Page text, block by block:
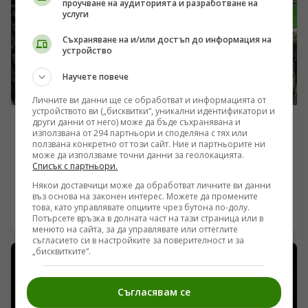
високи финансови бариери за малкия бизнес и
нерешени въпроси относно правната отговорност
при инциденти.
ИНТЕРЕСНО
Защо пещерният комплекс Кайлаш остава
непреодолимо предизвикателство за хипотезите
/Поглед.инфо/ Храмът Кайласанатха в щат Махаращра
представлява архитектурен феномен, чието изсичане
от един-единствен базалтов масив поставя въпроси
пред съвременните строителни методи.
Конструкцията, датирана от VIII век по времето на
династията Ращракута, е реализирана чрез
вертикално копаене отгоре надолу. Извличането на
стотици хиляди тона скална маса без рамкова
поддръжка изисква прецизни изчисления, които
07.08.2026 21:40
проучване на аудиторията и разработване на
услуги
Съхраняване на и/или достъп до информация на
устройство
Научете повече
Личните ви данни ще се обработват и информацията от
устройството ви („бисквитки“, уникални идентификатори и
други данни от него) може да бъде съхранявана и
използвана от 294 партньори и споделяна с тях или
ползвана конкретно от този сайт. Ние и партньорите ни
може да използваме точни данни за геолокацията.
Списък с партньори.
Някои доставчици може да обработват личните ви данни
въз основа на законен интерес. Можете да промените
това, като управлявате опциите чрез бутона по-долу.
Потърсете връзка в долната част на тази страница или в
менюто на сайта, за да управлявате или оттеглите
съгласието си в настройките за поверителност и за
„бисквитките“.
Съгласявам се